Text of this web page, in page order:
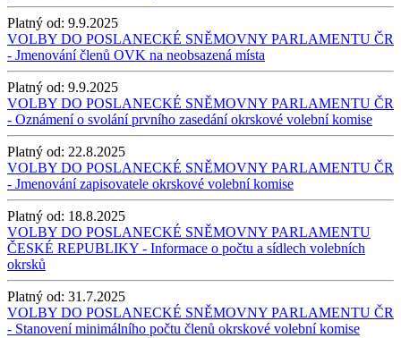
Platný od: 9.9.2025
VOLBY DO POSLANECKÉ SNĚMOVNY PARLAMENTU ČR
- Jmenování členů OVK na neobsazená místa
Platný od: 9.9.2025
VOLBY DO POSLANECKÉ SNĚMOVNY PARLAMENTU ČR
- Oznámení o svolání prvního zasedání okrskové volební komise
Platný od: 22.8.2025
VOLBY DO POSLANECKÉ SNĚMOVNY PARLAMENTU ČR
- Jmenování zapisovatele okrskové volební komise
Platný od: 18.8.2025
VOLBY DO POSLANECKÉ SNĚMOVNY PARLAMENTU
ČESKÉ REPUBLIKY - Informace o počtu a sídlech volebních
okrsků
Platný od: 31.7.2025
VOLBY DO POSLANECKÉ SNĚMOVNY PARLAMENTU ČR
- Stanovení minimálního počtu členů okrskové volební komise